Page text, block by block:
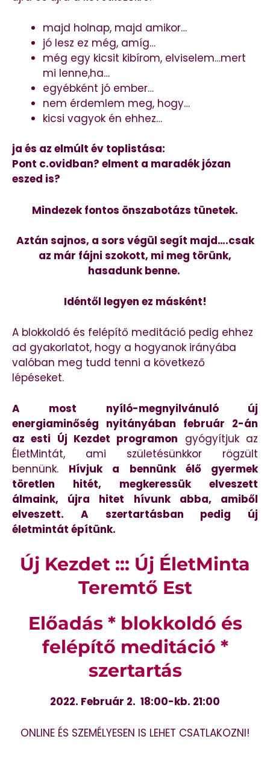
majd holnap, majd amikor…
jó lesz ez még, amíg…
még egy kicsit kibírom, elviselem…mert
mi lenne,ha…
egyébként jó ember…
nem érdemlem meg, hogy…
kicsi vagyok én ehhez…
ja és az elmúlt év toplistása:
Pont c.ovidban? elment a maradék józan
eszed is?
Mindezek fontos önszabotázs tünetek.
Aztán sajnos, a sors végül segít majd….csak
az már fájni szokott, mi meg törünk,
hasadunk benne.
Idéntől legyen ez másként!
A blokkoldó és felépítő meditáció pedig ehhez
ad gyakorlatot, hogy a hogyanok irányába
valóban meg tudd tenni a következő
lépéseket.
A most nyíló-megnyilvánuló új
energiaminőség nyitányában február 2-án
az esti Új Kezdet programon gyógyítjuk az
ÉletMintát, ami születésünkkor rögzült
bennünk. Hívjuk a bennünk élő gyermek
töretlen hitét, megkeressük elveszett
álmaink, újra hitet hívunk abba, amiből
elveszett. A szertartásban pedig új
életmintát építünk.
Új Kezdet ::: Új ÉletMinta
Teremtő Est
Előadás * blokkoldó és
felépítő meditáció *
szertartás
2022. Február 2. 18:00-kb. 21:00
ONLINE ÉS SZEMÉLYESEN IS LEHET CSATLAKOZNI!